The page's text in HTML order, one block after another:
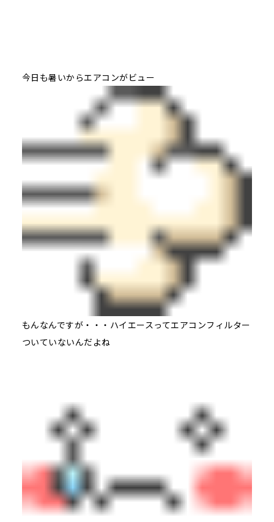
今日も暑いからエアコンがビュー
もんなんですが・・・ハイエースってエアコンフィルター
ついていないんだよね